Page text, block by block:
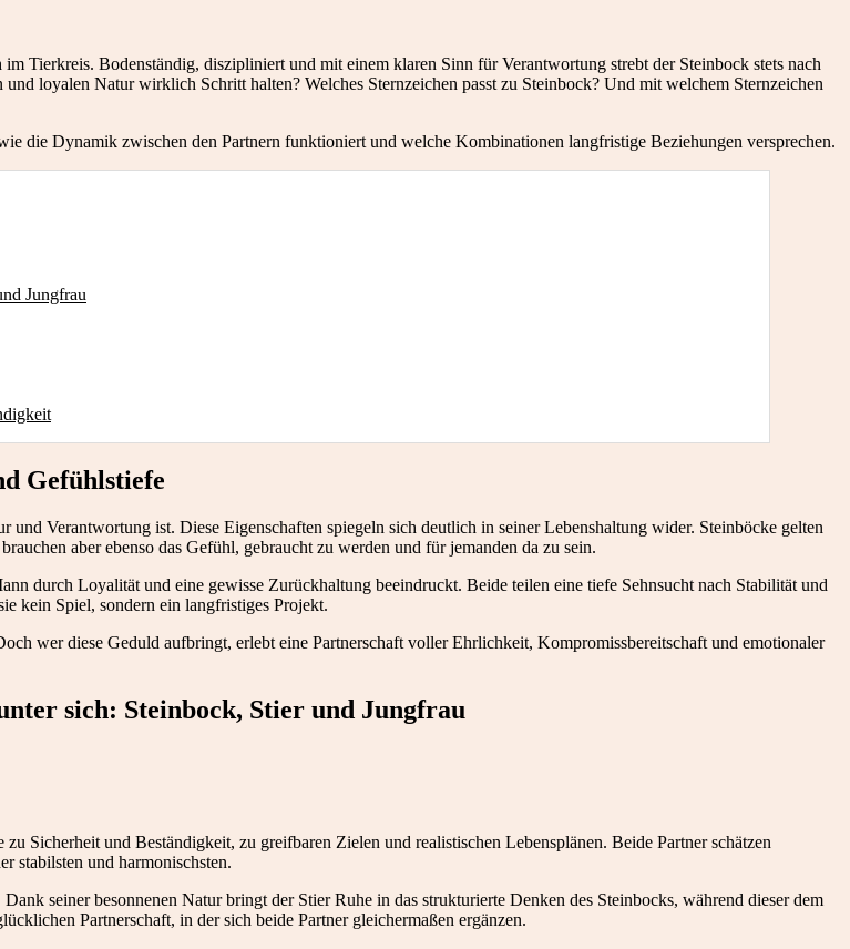
im Tierkreis. Bodenständig, diszipliniert und mit einem klaren Sinn für Verantwortung strebt der Steinbock stets nach
loyalen Natur wirklich Schritt halten? Welches Sternzeichen passt zu Steinbock? Und mit welchem Sternzeichen
die Dynamik zwischen den Partnern funktioniert und welche Kombinationen langfristige Beziehungen versprechen.
Jungfrau
Gefühlstiefe
Verantwortung ist. Diese Eigenschaften spiegeln sich deutlich in seiner Lebenshaltung wider. Steinböcke gelten
aber ebenso das Gefühl, gebraucht zu werden und für jemanden da zu sein.
durch Loyalität und eine gewisse Zurückhaltung beeindruckt. Beide teilen eine tiefe Sehnsucht nach Stabilität und
kein Spiel, sondern ein langfristiges Projekt.
wer diese Geduld aufbringt, erlebt eine Partnerschaft voller Ehrlichkeit, Kompromissbereitschaft und emotionaler
sich: Steinbock, Stier und Jungfrau
Sicherheit und Beständigkeit, zu greifbaren Zielen und realistischen Lebensplänen. Beide Partner schätzen
stabilsten und harmonischsten.
seiner besonnenen Natur bringt der Stier Ruhe in das strukturierte Denken des Steinbocks, während dieser dem
Partnerschaft, in der sich beide Partner gleichermaßen ergänzen.